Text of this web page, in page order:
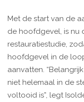
Met de start van de
de hoofdgevel, is nu
restauratiestudie,
hoofdgevel in de
aanvatten.
niet helemaal in de
voltooid is”, legt